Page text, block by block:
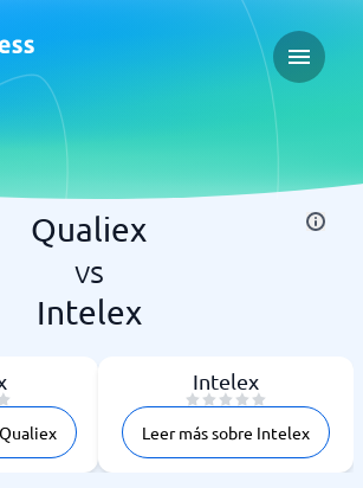
Open
Qualiex
vs
Intelex
Intelex
Leer más sobre Intelex